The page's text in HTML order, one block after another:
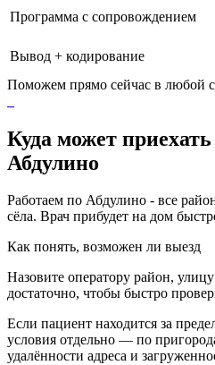
Программа с сопровождением
Вывод + кодирование
Поможем прямо сейчас в любой
Куда может
Абдулино
Работаем по Абдулино - все
сёла. Врач прибудет на дом
Как понять, возможен ли выезд
Назовите оператору район,
достаточно, чтобы быстро
Если пациент находится за
условия отдельно — по
удалённости адреса и